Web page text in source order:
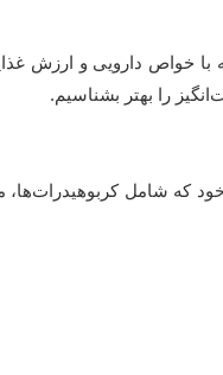
دارویی و ارزش
را بهتر بشناسیم.
شامل کربوهیدرات‌ها،